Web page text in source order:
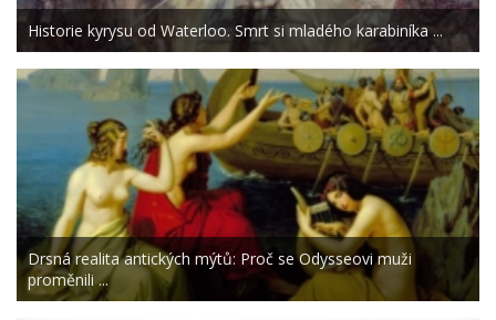
Historie kyrysu od Waterloo. Smrt si mladého karabiníka ...
Drsná realita antických mýtů: Proč se Odysseovi muži
proměnili ...